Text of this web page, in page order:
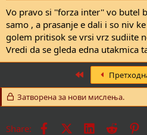
Bratstvo (ljubin)
Butel (skopje)
Balkan (skopje) 2ra ekipa na Sloga
inace na polusezonava Alumina se
1 poraz koj go pretrpe od ekipata na
katastrofalno nekorektno sudenje
MANCESTER da otide nema da
mladi igraci od 15 do 18 godini i 1 so
Vo pravo si ''forza inter'' vo butel
samo , a prasanje e dali i so niv
golem pritisok se vrsi vrz sudiite
Vredi da se gleda edna utakmica
Затворена за нови мислења.
Share: Facebook LinkedInReddit